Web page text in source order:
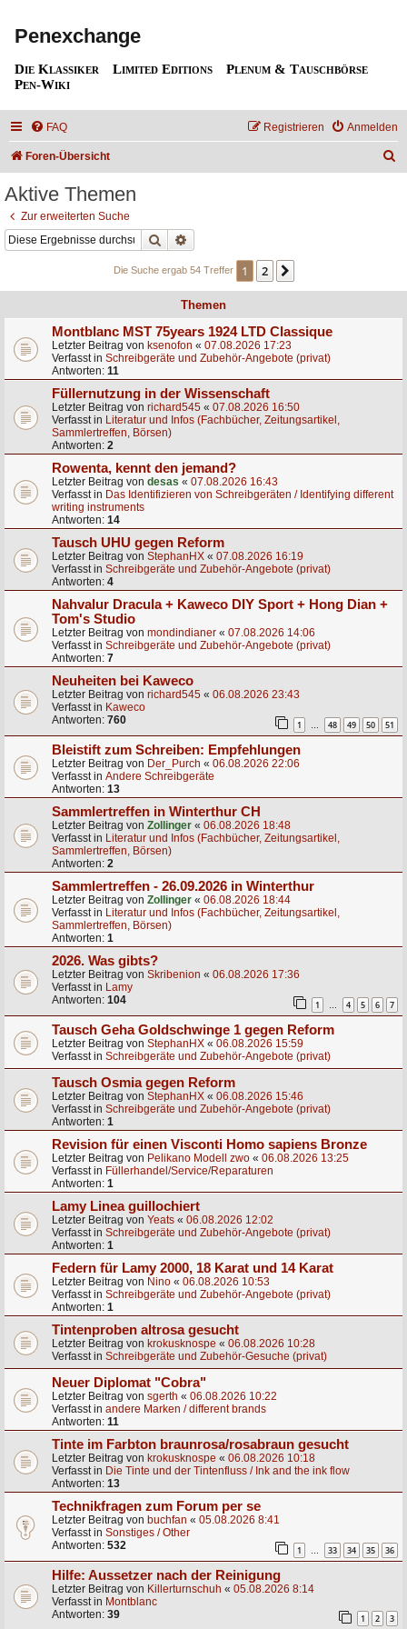
Penexchange
Die Klassiker Limited Editions
Plenum & Tauschbörse
Pen-Wiki
FAQ Anmelden
Registrieren
Foren-Übersicht
Aktive Themen
Zur erweiterten Suche
Suche
Die Suche ergab 54 Treffer 1 2
Themen
Montblanc MST 75years 1924 LTD Classique
Letzter Beitrag von ksenofon « 07.08.2026 17:23
Verfasst in Schreibgeräte und Zubehör-Angebote (privat)
Antworten: 11
Füllernutzung in der Wissenschaft
Letzter Beitrag von richard545 « 07.08.2026 16:50
Verfasst in Literatur und Infos (Fachbücher, Zeitungsartikel,
Sammlertreffen, Börsen)
Antworten: 2
Rowenta, kennt den jemand?
Letzter Beitrag von desas « 07.08.2026 16:43
Verfasst in Das Identifizieren von Schreibgeräten / Identifying different
writing instruments
Antworten: 14
Tausch UHU gegen Reform
Letzter Beitrag von StephanHX « 07.08.2026 16:19
Verfasst in Schreibgeräte und Zubehör-Angebote (privat)
Antworten: 4
Nahvalur Dracula + Kaweco DIY Sport + Hong Dian +
Tom's Studio
Letzter Beitrag von mondindianer « 07.08.2026 14:06
Verfasst in Schreibgeräte und Zubehör-Angebote (privat)
Antworten: 7
Neuheiten bei Kaweco
Letzter Beitrag von richard545 « 06.08.2026 23:43
Verfasst in Kaweco
Antworten: 760 1 … 48 49 50 51
Bleistift zum Schreiben: Empfehlungen
Letzter Beitrag von Der_Purch « 06.08.2026 22:06
Verfasst in Andere Schreibgeräte
Antworten: 13
Sammlertreffen in Winterthur CH
Letzter Beitrag von Zollinger « 06.08.2026 18:48
Verfasst in Literatur und Infos (Fachbücher, Zeitungsartikel,
Sammlertreffen, Börsen)
Antworten: 2
Sammlertreffen - 26.09.2026 in Winterthur
Letzter Beitrag von Zollinger « 06.08.2026 18:44
Verfasst in Literatur und Infos (Fachbücher, Zeitungsartikel,
Sammlertreffen, Börsen)
Antworten: 1
2026. Was gibts?
Letzter Beitrag von Skribenion « 06.08.2026 17:36
Verfasst in Lamy
Antworten: 104 1 … 4 5 6 7
Tausch Geha Goldschwinge 1 gegen Reform
Letzter Beitrag von StephanHX « 06.08.2026 15:59
Verfasst in Schreibgeräte und Zubehör-Angebote (privat)
Tausch Osmia gegen Reform
Letzter Beitrag von StephanHX « 06.08.2026 15:46
Verfasst in Schreibgeräte und Zubehör-Angebote (privat)
Antworten: 1
Revision für einen Visconti Homo sapiens Bronze
Letzter Beitrag von Pelikano Modell zwo « 06.08.2026 13:25
Verfasst in Füllerhandel/Service/Reparaturen
Antworten: 1
Lamy Linea guillochiert
Letzter Beitrag von Yeats « 06.08.2026 12:02
Verfasst in Schreibgeräte und Zubehör-Angebote (privat)
Antworten: 1
Federn für Lamy 2000, 18 Karat und 14 Karat
Letzter Beitrag von Nino « 06.08.2026 10:53
Verfasst in Schreibgeräte und Zubehör-Angebote (privat)
Antworten: 1
Tintenproben altrosa gesucht
Letzter Beitrag von krokusknospe « 06.08.2026 10:28
Verfasst in Schreibgeräte und Zubehör-Gesuche (privat)
Neuer Diplomat "Cobra"
Letzter Beitrag von sgerth « 06.08.2026 10:22
Verfasst in andere Marken / different brands
Antworten: 11
Tinte im Farbton braunrosa/rosabraun gesucht
Letzter Beitrag von krokusknospe « 06.08.2026 10:18
Verfasst in Die Tinte und der Tintenfluss / Ink and the ink flow
Antworten: 13
Technikfragen zum Forum per se
Letzter Beitrag von buchfan « 05.08.2026 8:41
Verfasst in Sonstiges / Other
Antworten: 532 1 33 34 35 36
Hilfe: Aussetzer nach der Reinigung
Letzter Beitrag von Killerturnschuh « 05.08.2026 8:14
Verfasst in Montblanc
Antworten: 39 1 2 3